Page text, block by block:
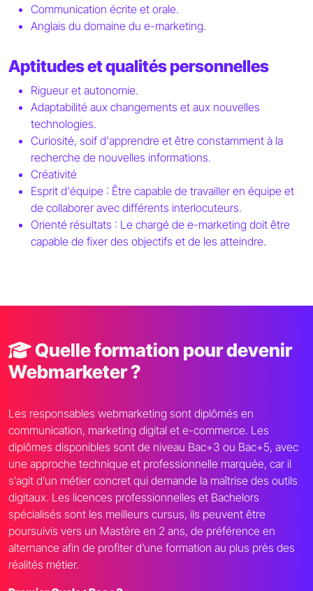
Communication écrite et orale.
Anglais du domaine du e-marketing.
Aptitudes et qualités personnelles
Rigueur et autonomie.
Adaptabilité aux changements et aux nouvelles
technologies.
Curiosité, soif d'apprendre et être constamment à la
recherche de nouvelles informations.
Créativité
Esprit d'équipe : Être capable de travailler en équipe et
de collaborer avec différents interlocuteurs.
Orienté résultats : Le chargé de e-marketing doit être
capable de fixer des objectifs et de les atteindre.
Quelle formation pour devenir
Webmarketer ?
Les responsables webmarketing sont diplômés en
communication, marketing digital et e-commerce. Les
diplômes disponibles sont de niveau Bac+3 ou Bac+5, avec
une approche technique et professionnelle marquée, car il
s’agit d’un métier concret qui demande la maîtrise des outils
digitaux. Les licences professionnelles et Bachelors
spécialisés sont les meilleurs cursus, ils peuvent être
poursuivis vers un Mastère en 2 ans, de préférence en
alternance afin de profiter d’une formation au plus près des
réalités métier.